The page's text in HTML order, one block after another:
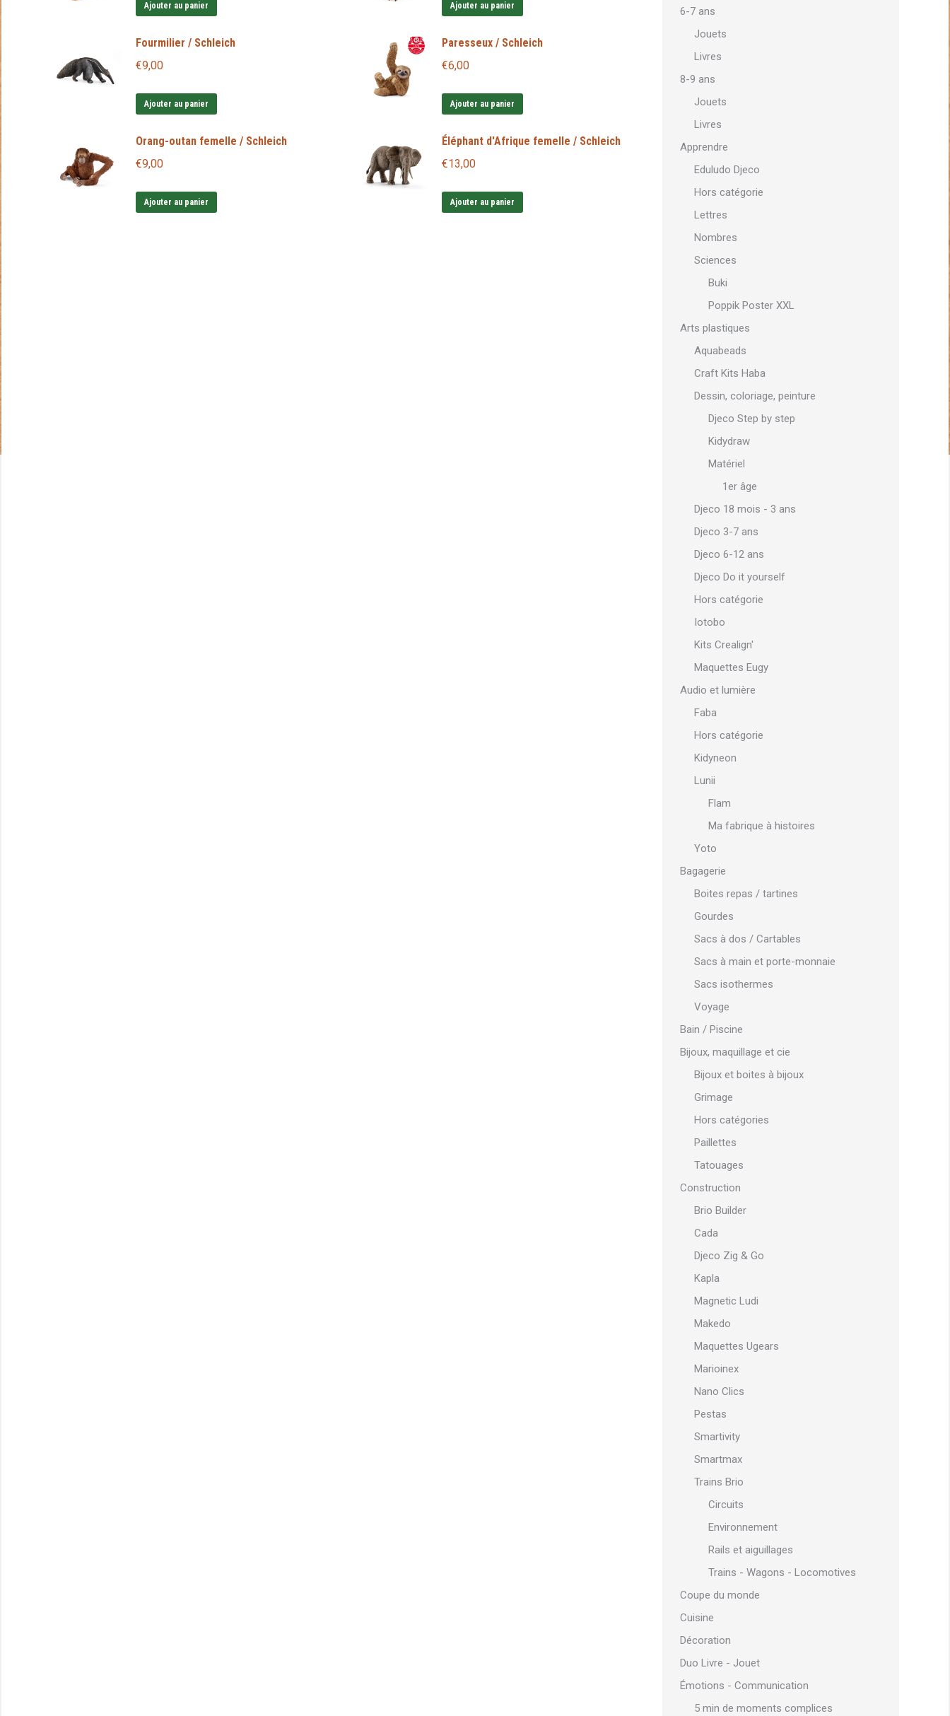
Ajouter au panier Ajouter au panier
Fourmilier / Schleich
€9,00
Ajouter au panier
Paresseux / Schleich
€6,00
Ajouter au panier
Orang-outan femelle / Schleich
€9,00
Ajouter au panier
Éléphant d'Afrique femelle / Schleich
€13,00
Ajouter au panier
6-7 ans
Jouets
Livres
8-9 ans
Jouets
Livres
Apprendre
Eduludo Djeco
Hors catégorie
Lettres
Nombres
Sciences
Buki
Poppik Poster XXL
Arts plastiques
Aquabeads
Craft Kits Haba
Dessin, coloriage, peinture
Djeco Step by step
Kidydraw
Matériel
1er âge
Djeco 18 mois - 3 ans
Djeco 3-7 ans
Djeco 6-12 ans
Djeco Do it yourself
Hors catégorie
Iotobo
Kits Crealign'
Maquettes Eugy
Audio et lumière
Faba
Hors catégorie
Kidyneon
Lunii
Flam
Ma fabrique à histoires
Yoto
Bagagerie
Boites repas / tartines
Gourdes
Sacs à dos / Cartables
Sacs à main et porte-monnaie
Sacs isothermes
Voyage
Bain / Piscine
Bijoux, maquillage et cie
Bijoux et boites à bijoux
Grimage
Hors catégories
Paillettes
Tatouages
Construction
Brio Builder
Cada
Djeco Zig & Go
Kapla
Magnetic Ludi
Makedo
Maquettes Ugears
Marioinex
Nano Clics
Pestas
Smartivity
Smartmax
Trains Brio
Circuits
Environnement
Rails et aiguillages
Trains - Wagons - Locomotives
Coupe du monde
Cuisine
Décoration
Duo Livre - Jouet
Émotions - Communication
5 min de moments complices